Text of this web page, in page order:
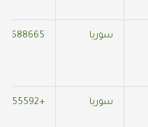
سوريا
سوريا +905366855592